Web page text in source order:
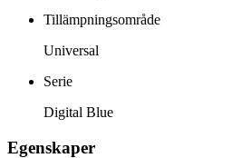
Tillämpningsområde
Universal
Serie
Digital Blue
Egenskaper